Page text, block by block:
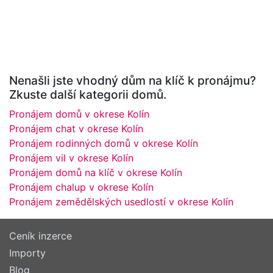
Nenašli jste vhodný dům na klíč k pronájmu?
Zkuste další kategorii domů.
Pronájem domů v okrese Kolín
Pronájem chat v okrese Kolín
Pronájem rodinných domů v okrese Kolín
Pronájem vil v okrese Kolín
Pronájem domů na klíč v okrese Kolín
Pronájem chalup v okrese Kolín
Pronájem zemědělských usedlostí v okrese Kolín
Ceník inzerce
Importy
Blog